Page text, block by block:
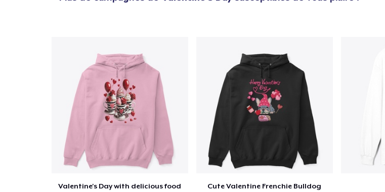
Valentine's Day with delicious food Cute Valentine Frenchie Bulldog